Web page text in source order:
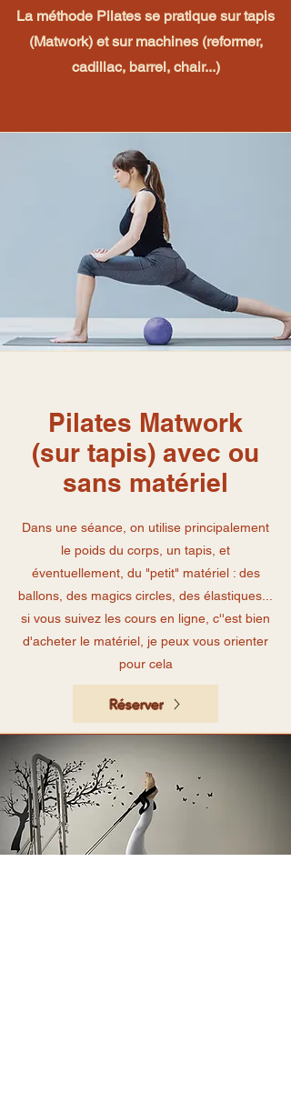
La méthode Pilates se pratique sur tapis
(Matwork) et sur machines (reformer,
cadillac, barrel, chair...)
Pilates Matwork
(sur tapis) avec ou
sans matériel
Dans une séance, on utilise principalement
le poids du corps, un tapis, et
éventuellement, du "petit" matériel : des
ballons, des magics circles, des élastiques...
si vous suivez les cours en ligne, c''est bien
d'acheter le matériel, je peux vous orienter
pour cela
Réserver